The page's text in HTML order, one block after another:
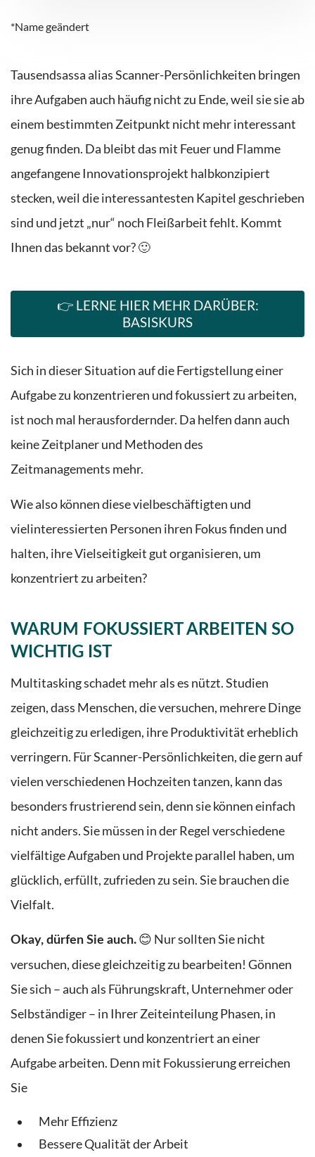
*Name geändert
Tausendsassa alias Scanner-Persönlichkeiten bringen
ihre Aufgaben auch häufig nicht zu Ende, weil sie sie ab
einem bestimmten Zeitpunkt nicht mehr interessant
genug finden. Da bleibt das mit Feuer und Flamme
angefangene Innovationsprojekt halbkonzipiert
stecken, weil die interessantesten Kapitel geschrieben
sind und jetzt „nur“ noch Fleißarbeit fehlt. Kommt
Ihnen das bekannt vor? 🙂
👉 LERNE HIER MEHR DARÜBER:
BASISKURS
Sich in dieser Situation auf die Fertigstellung einer
Aufgabe zu konzentrieren und fokussiert zu arbeiten,
ist noch mal herausfordernder. Da helfen dann auch
keine Zeitplaner und Methoden des
Zeitmanagements mehr.
Wie also können diese vielbeschäftigten und
vielinteressierten Personen ihren Fokus finden und
halten, ihre Vielseitigkeit gut organisieren, um
konzentriert zu arbeiten?
WARUM FOKUSSIERT ARBEITEN SO
WICHTIG IST
Multitasking schadet mehr als es nützt. Studien
zeigen, dass Menschen, die versuchen, mehrere Dinge
gleichzeitig zu erledigen, ihre Produktivität erheblich
verringern. Für Scanner-Persönlichkeiten, die gern auf
vielen verschiedenen Hochzeiten tanzen, kann das
besonders frustrierend sein, denn sie können einfach
nicht anders. Sie müssen in der Regel verschiedene
vielfältige Aufgaben und Projekte parallel haben, um
glücklich, erfüllt, zufrieden zu sein. Sie brauchen die
Vielfalt.
Okay, dürfen Sie auch. 😊 Nur sollten Sie nicht
versuchen, diese gleichzeitig zu bearbeiten! Gönnen
Sie sich – auch als Führungskraft, Unternehmer oder
Selbständiger – in IhrerZeiteinteilungPhasen, in
denen Sie fokussiert und konzentriert an einer
Aufgabe arbeiten. Denn mit Fokussierung erreichen
Sie
Mehr Effizienz
Bessere Qualität der Arbeit